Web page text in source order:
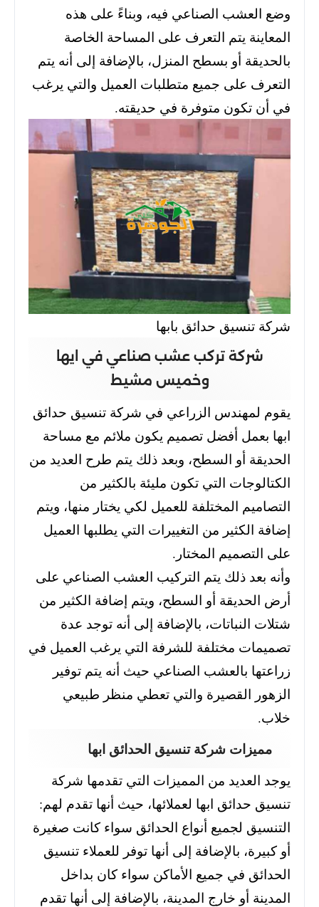
وضع العشب الصناعي فيه، وبناءً على هذه
المعاينة يتم التعرف على المساحة الخاصة
بالحديقة أو بسطح المنزل، بالإضافة إلى أنه يتم
التعرف على جميع متطلبات العميل والتي يرغب
في أن تكون متوفرة في حديقته.
شركة تنسيق حدائق بابها
شركة تركب عشب صناعي في ايها
وخميس مشيط
يقوم لمهندس الزراعي في شركة تنسيق حدائق
ابها بعمل أفضل تصميم يكون ملائم مع مساحة
الحديقة أو السطح، وبعد ذلك يتم طرح العديد من
الكتالوجات التي تكون مليئة بالكثير من
التصاميم المختلفة للعميل لكي يختار منها، ويتم
إضافة الكثير من التغييرات التي يطلبها العميل
على التصميم المختار.
وأنه بعد ذلك يتم التركيب العشب الصناعي على
أرض الحديقة أو السطح، ويتم إضافة الكثير من
شتلات النباتات، بالإضافة إلى أنه توجد عدة
تصميمات مختلفة للشرفة التي يرغب العميل في
زراعتها بالعشب الصناعي حيث أنه يتم توفير
الزهور القصيرة والتي تعطي منظر طبيعي
خلاب.
مميزات شركة تنسيق الحدائق ابها
يوجد العديد من المميزات التي تقدمها شركة
تنسيق حدائق ابها لعملائها، حيث أنها تقدم لهم:
التنسيق لجميع أنواع الحدائق سواء كانت صغيرة
أو كبيرة، بالإضافة إلى أنها توفر للعملاء تنسيق
الحدائق في جميع الأماكن سواء كان بداخل
المدينة أو خارج المدينة، بالإضافة إلى أنها تقدم